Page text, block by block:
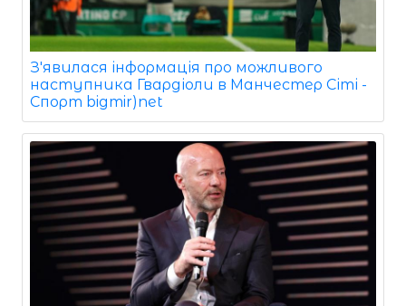
З'явилася інформація про можливого
наступника Гвардіоли в Манчестер Сіті -
Спорт bigmir)net